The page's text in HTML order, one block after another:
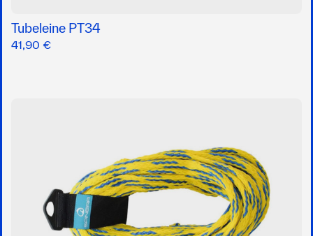
Tubeleine PT34
41,90 €